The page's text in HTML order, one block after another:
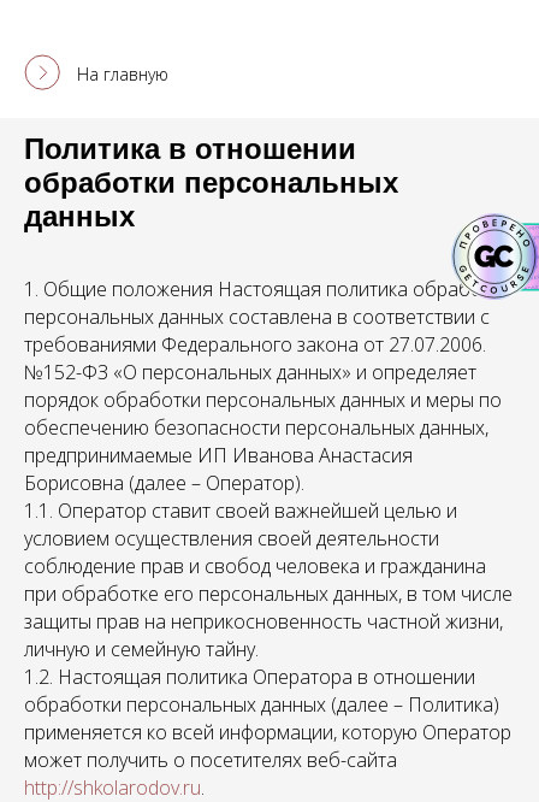
На главную
Политика в отношении
обработки персональных
данных
1. Общие положения Настоящая политика обработки
персональных данных составлена в соответствии с
требованиями Федерального закона от 27.07.2006.
№152-ФЗ «О персональных данных» и определяет
порядок обработки персональных данных и меры по
обеспечению безопасности персональных данных,
предпринимаемые ИП Иванова Анастасия
Борисовна (далее – Оператор).
1.1. Оператор ставит своей важнейшей целью и
условием осуществления своей деятельности
соблюдение прав и свобод человека и гражданина
при обработке его персональных данных, в том числе
защиты прав на неприкосновенность частной жизни,
личную и семейную тайну.
1.2. Настоящая политика Оператора в отношении
обработки персональных данных (далее – Политика)
применяется ко всей информации, которую Оператор
может получить о посетителях веб-сайта
http://shkolarodov.ru.